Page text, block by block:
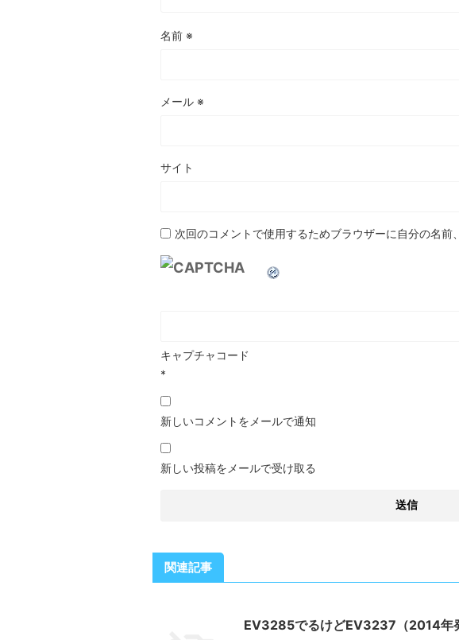
名前 ※
メール ※
サイト
次回のコメントで使用するためブラウザーに自分の名前
キャプチャコード
*
新しいコメントをメールで通知
新しい投稿をメールで受け取る
関連記事
EV3285でるけどEV3237（2014年